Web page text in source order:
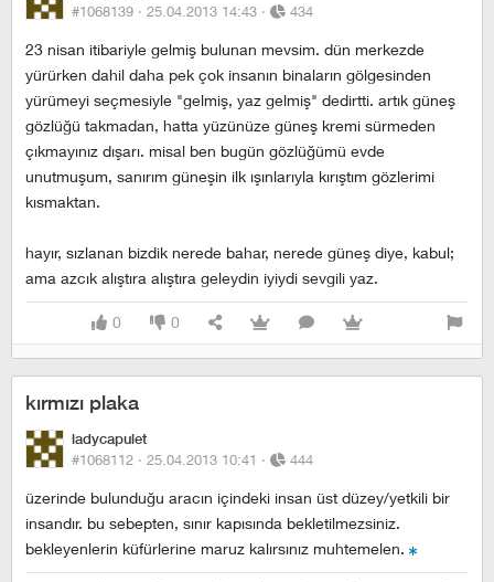
#1068139 · 25.04.2013 14:43 · 434
23 nisan itibariyle gelmiş bulunan mevsim. dün merkezde
yürürken dahil daha pek çok insanın binaların gölgesinden
yürümeyi seçmesiyle "gelmiş, yaz gelmiş" dedirtti. artık güneş
gözlüğü takmadan, hatta yüzünüze güneş kremi sürmeden
çıkmayınız dışarı. misal ben bugün gözlüğümü evde
unutmuşum, sanırım güneşin ilk ışınlarıyla kırıştım gözlerimi
kısmaktan.
hayır, sızlanan bizdik nerede bahar, nerede güneş diye, kabul;
ama azcık alıştıra alıştıra geleydin iyiydi sevgili yaz.
0 0
kırmızı plaka
ladycapulet
#1068112 · 25.04.2013 10:41 · 444
üzerinde bulunduğu aracın içindeki insan üst düzey/yetkili bir
insandır. bu sebepten, sınır kapısında bekletilmezsiniz.
bekleyenlerin küfürlerine maruz kalırsınız muhtemelen.